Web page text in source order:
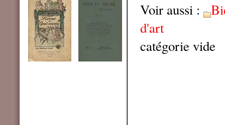
Voir aussi :
d'art
catégorie vide